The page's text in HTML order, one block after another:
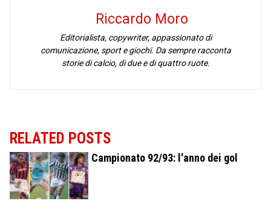
Riccardo Moro
Editorialista, copywriter, appassionato di
comunicazione, sport e giochi. Da sempre racconta
storie di calcio, di due e di quattro ruote.
RELATED POSTS
Campionato 92/93: l'anno dei gol